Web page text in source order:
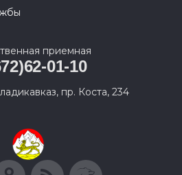
приемная
01-10
пр. Коста, 234